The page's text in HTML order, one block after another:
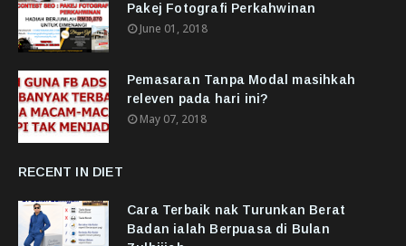
Pakej Fotografi Perkahwinan
June 01, 2018
Pemasaran Tanpa Modal masihkah
releven pada hari ini?
May 07, 2018
RECENT IN DIET
Cara Terbaik nak Turunkan Berat
Badan ialah Berpuasa di Bulan